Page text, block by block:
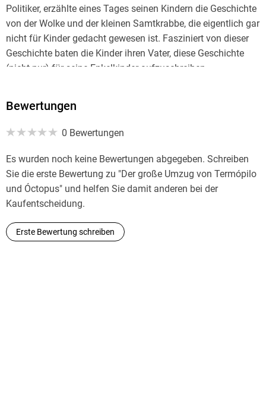
Politiker, erzählte eines Tages seinen Kindern die Geschichte
von der Wolke und der kleinen Samtkrabbe, die eigentlich gar
nicht für Kinder gedacht gewesen ist. Fasziniert von dieser
Geschichte baten die Kinder ihren Vater, diese Geschichte
(nicht nur) für seine Enkelkinder aufzuschreiben.
Bewertungen
0 Bewertungen
Es wurden noch keine Bewertungen abgegeben. Schreiben
Sie die erste Bewertung zu "Der große Umzug von Termópilo
und Óctopus" und helfen Sie damit anderen bei der
Kaufentscheidung.
Erste Bewertung schreiben